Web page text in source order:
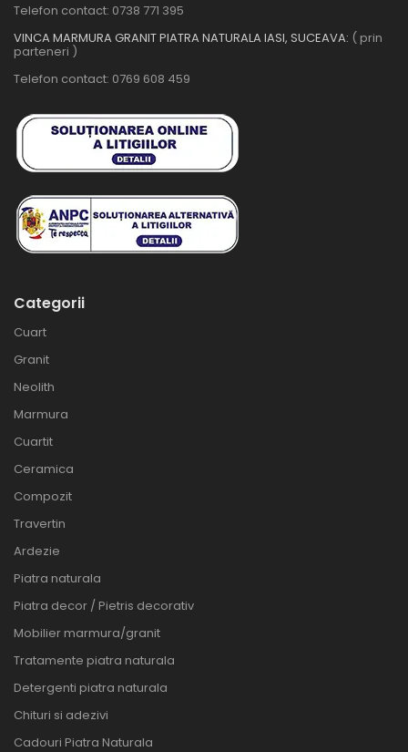
Telefon contact: 0738 771 395
VINCA MARMURA GRANIT PIATRA NATURALA IASI, SUCEAVA: ( prin
parteneri )
Telefon contact: 0769 608 459
Categorii
Cuart
Granit
Neolith
Marmura
Cuartit
Ceramica
Compozit
Travertin
Ardezie
Piatra naturala
Piatra decor / Pietris decorativ
Mobilier marmura/granit
Tratamente piatra naturala
Detergenti piatra naturala
Chituri si adezivi
Cadouri Piatra Naturala